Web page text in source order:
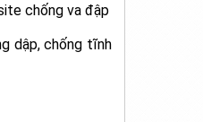
chống va đập
dập, chống tĩnh